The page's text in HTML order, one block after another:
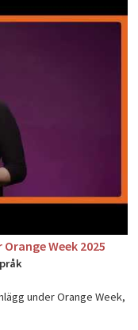
Week 2025
under Orange Week,